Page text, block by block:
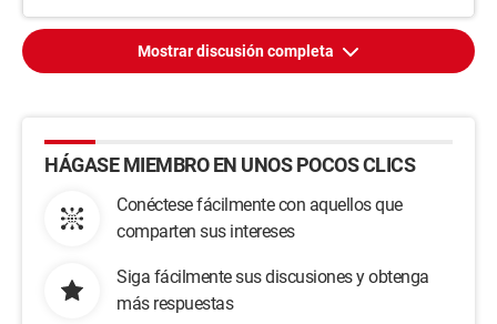
Mostrar discusión completa
HÁGASE MIEMBRO EN UNOS POCOS CLICS
Conéctese fácilmente con aquellos que
comparten sus intereses
Siga fácilmente sus discusiones y obtenga
más respuestas